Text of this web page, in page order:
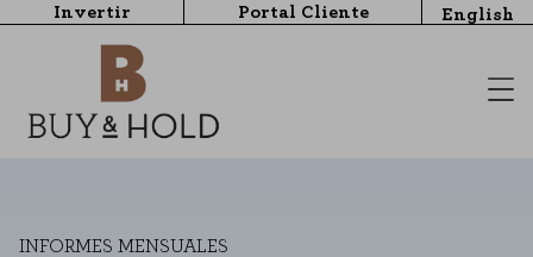
Invertir Portal Cliente English
INFORMES MENSUALES